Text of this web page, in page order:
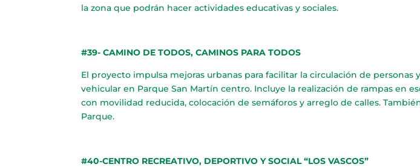
la zona que podrán hacer actividades educativas y sociales.
#39- CAMINO DE TODOS, CAMINOS PARA TODOS
El proyecto impulsa mejoras urbanas para facilitar la circulación de
vehicular en Parque San Martín centro. Incluye la realización de rampas en
con movilidad reducida, colocación de semáforos y arreglo de calles.
Parque.
#40-CENTRO RECREATIVO, DEPORTIVO Y SOCIAL “LOS VASCOS”